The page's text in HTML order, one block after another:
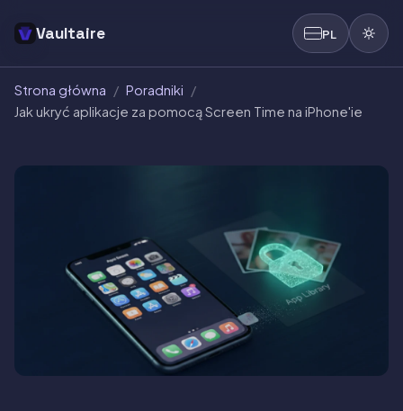
Vaultaire PL
Strona główna / Poradniki /
Jak ukryć aplikacje za pomocą Screen Time na iPhone'ie